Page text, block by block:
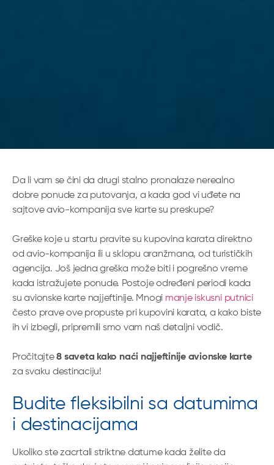
Da li vam se čini da drugi stalno pronalaze nerealno
dobre ponude za putovanja, a kada god vi uđete na
sajtove avio-kompanija sve karte su preskupe?
Greške koje u startu pravite su kupovina karata direktno
od avio-kompanija ili u sklopu aranžmana, od turističkih
agencija. Još jedna greška može biti i pogrešno vreme
kada istražujete ponude. Postoje određeni periodi kada
su avionske karte najjeftinije. Mnogi manje iskusni putnici
često prave ove propuste pri kupovini karata, a kako biste
ih vi izbegli, pripremili smo vam naš detaljni vodič.
Pročitajte8 saveta kako naći najjeftinije avionske karte
za svaku destinaciju!
Budite fleksibilni sa datumima
i destinacijama
Ukoliko ste zacrtali striktne datume kada želite da